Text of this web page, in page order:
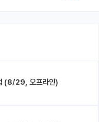
(8/29, 오프라인)